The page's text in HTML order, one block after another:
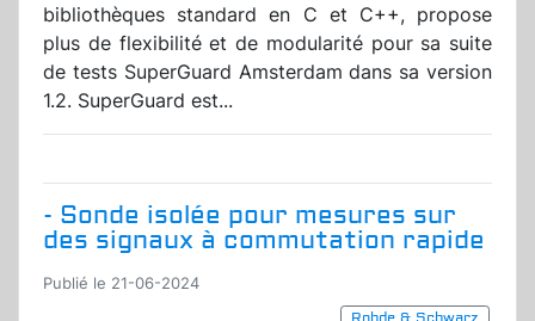
bibliothèques standard en C et C++, propose
plus de flexibilité et de modularité pour sa suite
de tests SuperGuard Amsterdam dans sa version
1.2. SuperGuard est...
- Sonde isolée pour mesures sur
des signaux à commutation rapide
Publié le 21-06-2024